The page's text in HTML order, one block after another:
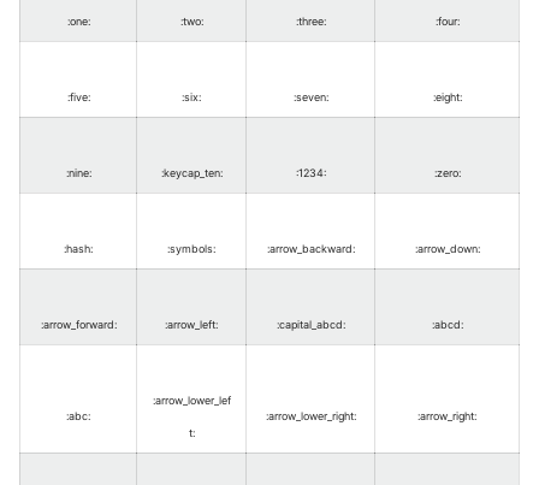
:one: :two: :three: :four:
:five: :six: :seven: :eight:
:nine: :keycap_ten: :1234: :zero:
:hash: :symbols: :arrow_backward: :arrow_down:
:arrow_forward: :arrow_left: :capital_abcd: :abcd:
:abc:
:arrow_lower_lef
t:
:arrow_lower_right: :arrow_right: